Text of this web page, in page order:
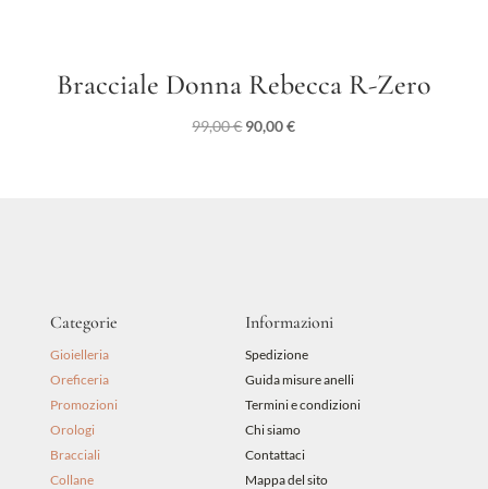
Bracciale Donna Rebecca R-Zero
99,00€ Il
90,00€Il
Categorie
Gioielleria
Oreficeria
Promozioni
Orologi
Bracciali
Collane
Informazioni
Spedizione
Guida misure anelli
Termini e condizioni
Chi siamo
Contattaci
Mappa del sito